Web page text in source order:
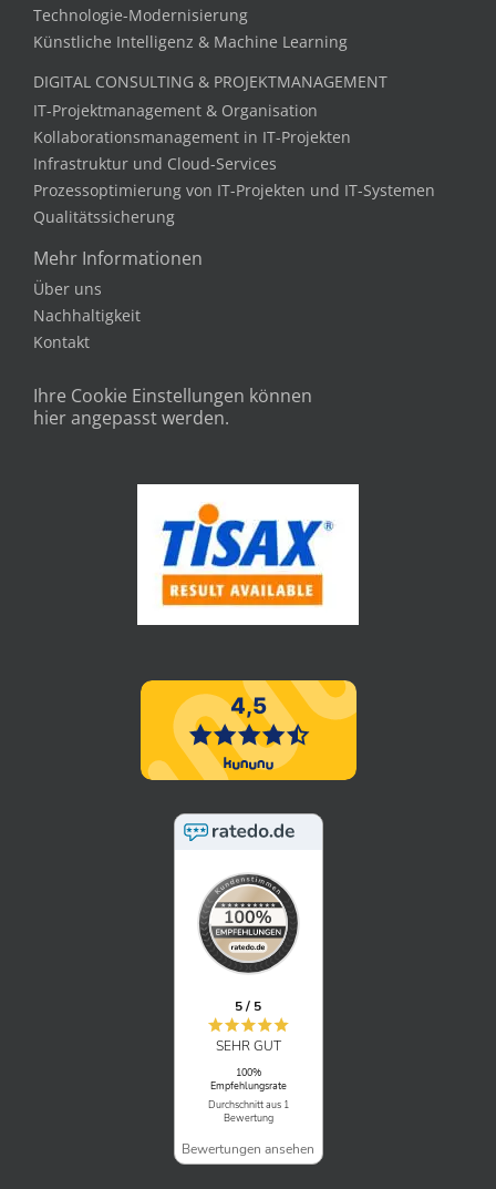
Technologie-Modernisierung
Künstliche Intelligenz & Machine Learning
DIGITAL CONSULTING & PROJEKTMANAGEMENT
IT-Projektmanagement & Organisation
Kollaborationsmanagement in IT-Projekten
Infrastruktur und Cloud-Services
Prozessoptimierung von IT-Projekten und IT-Systemen
Qualitätssicherung
Mehr Informationen
Über uns
Nachhaltigkeit
Kontakt
Ihre Cookie Einstellungen können
hier angepasst werden.
5 / 5
SEHR GUT
100%
Empfehlungsrate
Durchschnitt aus 1
Bewertung
Bewertungen ansehen